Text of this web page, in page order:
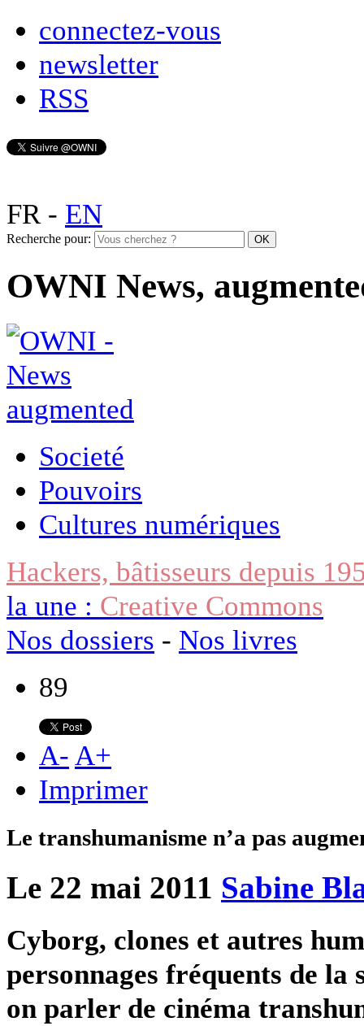
connectez-vous
newsletter
RSS
FR- EN
Recherche pour:
OWNI News,
Societé
Pouvoirs
Cultures numériques
Hackers, bâtisseurs depuis
la une : Creative Commons
Nos dossiers - Nos livres
89
A- A+
Imprimer
Le transhumanisme n’a pas
Le 22 mai 2011 Sabine
Cyborg, clones et autres
personnages fréquents de
on parler de cinéma